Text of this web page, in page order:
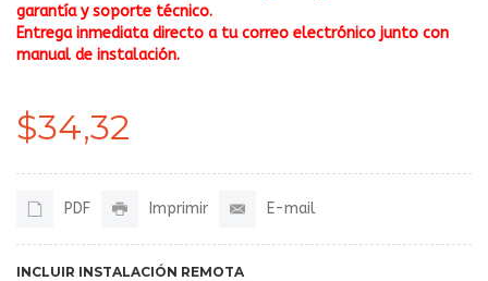
garantía y soporte técnico.
Entrega inmediata directo a tu correo electrónico junto con
manual de instalación.
$34,32
PDF Imprimir E-mail
INCLUIR INSTALACIÓN REMOTA